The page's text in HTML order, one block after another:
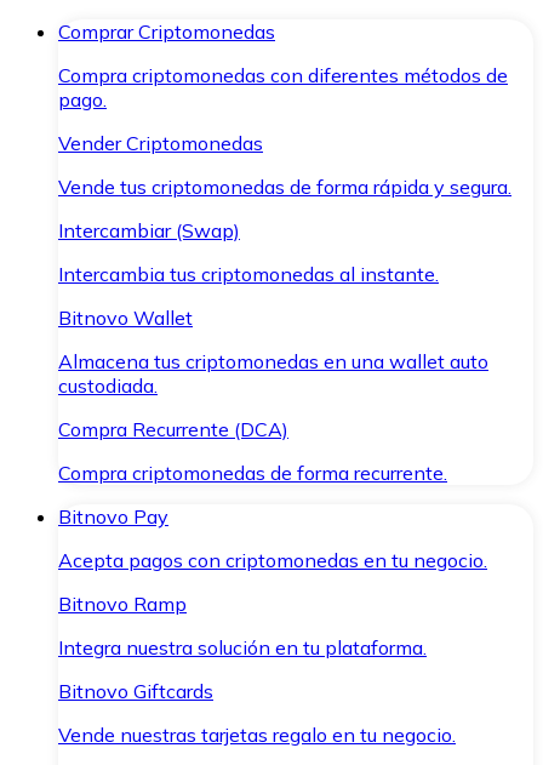
Comprar Criptomonedas
Compra criptomonedas con diferentes métodos de
pago.
Vender Criptomonedas
Vende tus criptomonedas de forma rápida y segura.
Intercambiar (Swap)
Intercambia tus criptomonedas al instante.
Bitnovo Wallet
Almacena tus criptomonedas en una wallet auto
custodiada.
Compra Recurrente (DCA)
Compra criptomonedas de forma recurrente.
Bitnovo Pay
Acepta pagos con criptomonedas en tu negocio.
Bitnovo Ramp
Integra nuestra solución en tu plataforma.
Bitnovo Giftcards
Vende nuestras tarjetas regalo en tu negocio.